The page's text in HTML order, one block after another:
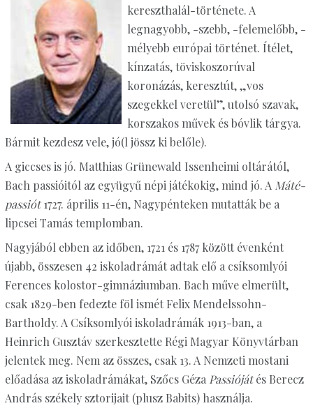
kereszthalál-története. A
legnagyobb, -szebb, -felemelőbb, -
mélyebb európai történet. Ítélet,
kínzatás, töviskoszorúval
koronázás, keresztút, „vos
szegekkel veretül”, utolsó szavak,
korszakos művek és bóvlik tárgya.
Bármit kezdesz vele, jó(l jössz ki belőle).
A giccses is jó. Matthias Grünewald Issenheimi oltárától,
Bach passióitól az együgyű népi játékokig, mind jó. A Máté-
passiót1727. április 11-én, Nagypénteken mutatták be a
lipcsei Tamás templomban.
Nagyjából ebben az időben, 1721 és 1787 között évenként
újabb, összesen 42 iskoladrámát adtak elő a csíksomlyói
Ferences kolostor-gimnáziumban. Bach műve elmerült,
csak 1829-ben fedezte föl ismét Felix Mendelssohn-
Bartholdy. A Csíksomlyói iskoladrámák 1913-ban, a
Heinrich Gusztáv szerkesztette Régi Magyar Könyvtárban
jelentek meg. Nem az összes, csak 13. A Nemzeti mostani
előadása az iskoladrámákat, Szőcs Géza Passiójátés Berecz
András székely sztorijait (plusz Babits) használja.